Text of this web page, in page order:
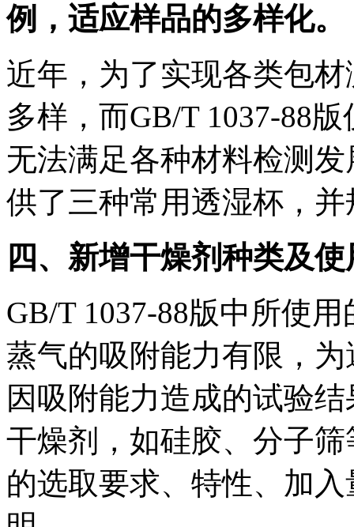
例，适应样品的多样化。
近年，为了实现各类包
多样，而GB/T 1037-88
无法满足各种材料检测
供了三种常用透湿杯，
四、新增干燥剂种类及
GB/T 1037-88版中所使
蒸气的吸附能力有限，
因吸附能力造成的试验
干燥剂，如硅胶、分子
的选取要求、特性、加